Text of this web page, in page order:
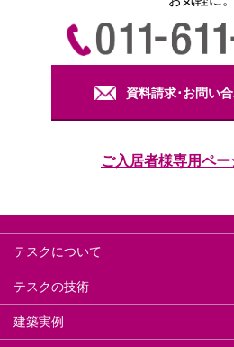
資料請求･お問い
ご入居者様専用ペー
テスクについて
テスクの技術
建築実例